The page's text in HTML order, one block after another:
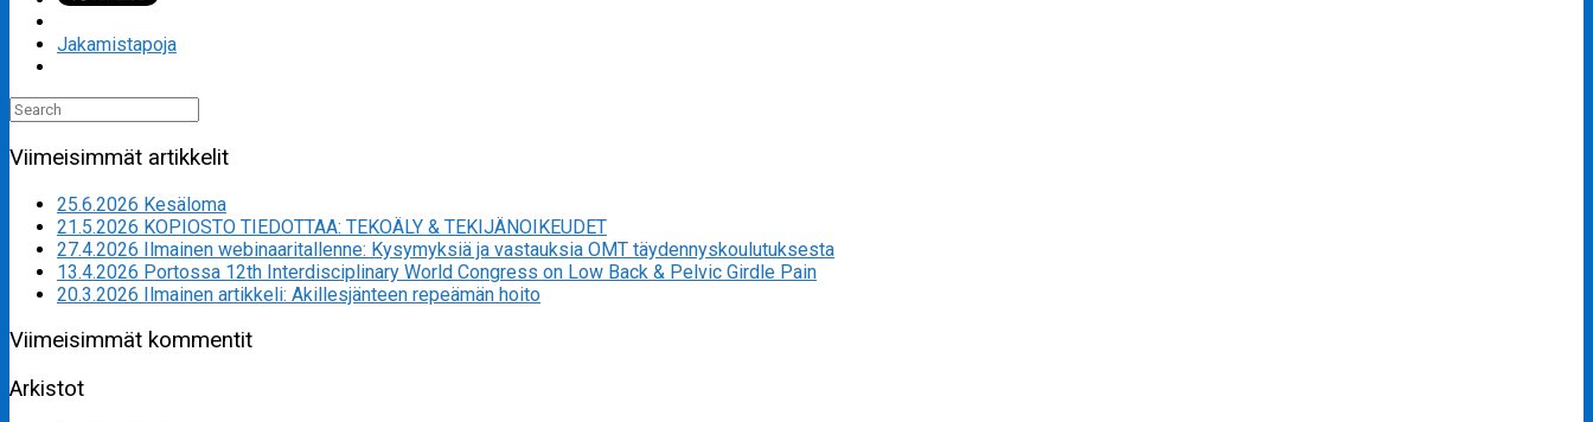
Jakamistapoja
Search
Viimeisimmät artikkelit
25.6.2026 Kesäloma
21.5.2026 KOPIOSTO TIEDOTTAA: TEKOÄLY & TEKIJÄNOIKEUDET
27.4.2026 Ilmainen webinaaritallenne: Kysymyksiä ja vastauksia OMT täydennyskoulutuksesta
13.4.2026 Portossa 12th Interdisciplinary World Congress on Low Back & Pelvic Girdle Pain
20.3.2026 Ilmainen artikkeli: Akillesjänteen repeämän hoito
Viimeisimmät kommentit
Arkistot